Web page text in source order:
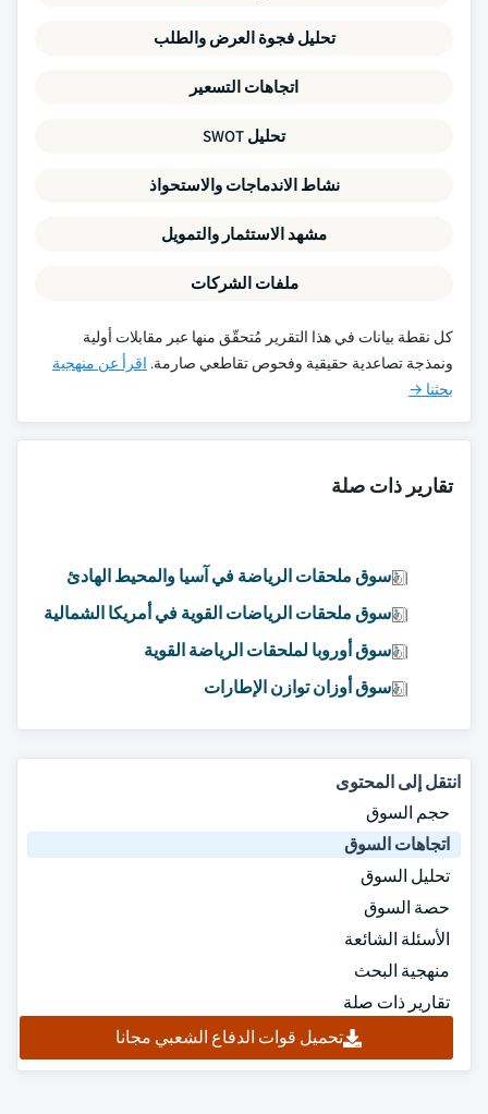
تحليل فجوة العرض والطلب
اتجاهات التسعير
تحليل SWOT
نشاط الاندماجات والاستحواذ
مشهد الاستثمار والتمويل
ملفات الشركات
كل نقطة بيانات في هذا التقرير مُتحقّق منها عبر مقابلات أولية
ونمذجة تصاعدية حقيقية وفحوص تقاطعي صارمة. اقرأ عن منهجية
بحثنا →
تقارير ذات صلة
سوق ملحقات الرياضة في آسيا والمحيط الهادئ
سوق ملحقات الرياضات القوية في أمريكا الشمالية
سوق أوروبا لملحقات الرياضة القوية
سوق أوزان توازن الإطارات
انتقل إلى المحتوى
حجم السوق
اتجاهات السوق
تحليل السوق
حصة السوق
الأسئلة الشائعة
منهجية البحث
تقارير ذات صلة
تحميل قوات الدفاع الشعبي مجانا